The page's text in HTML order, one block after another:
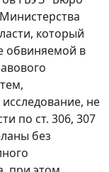
который
обвиняемой в
не
по ст. 306, 307
без